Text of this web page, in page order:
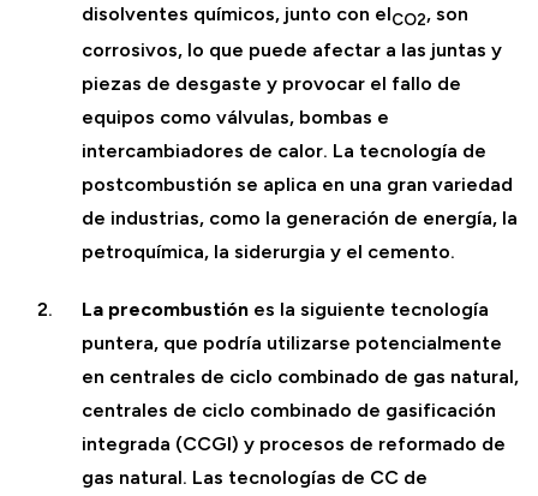
disolventes químicos, junto con elCO2, son
corrosivos, lo que puede afectar a las juntas y
piezas de desgaste y provocar el fallo de
equipos como válvulas, bombas e
intercambiadores de calor. La tecnología de
postcombustión se aplica en una gran variedad
de industrias, como la generación de energía, la
petroquímica, la siderurgia y el cemento.
La precombustión es la siguiente tecnología
puntera, que podría utilizarse potencialmente
en centrales de ciclo combinado de gas natural,
centrales de ciclo combinado de gasificación
integrada (CCGI) y procesos de reformado de
gas natural. Las tecnologías de CC de